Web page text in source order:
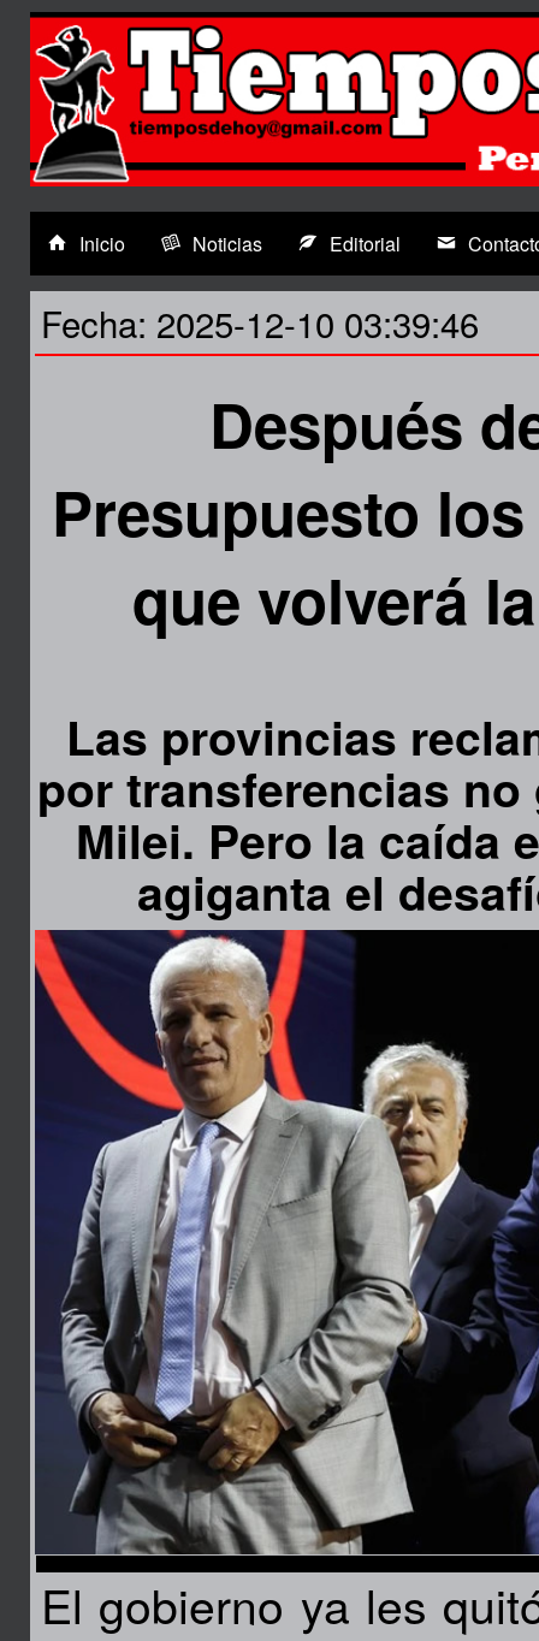
Inicio Noticias Editorial
Fecha: 2025-12-10 03:39:46
Después
Presupuesto
que volverá
Las provincias
por transferencias
Milei. Pero la caída
agiganta el
El gobierno ya les